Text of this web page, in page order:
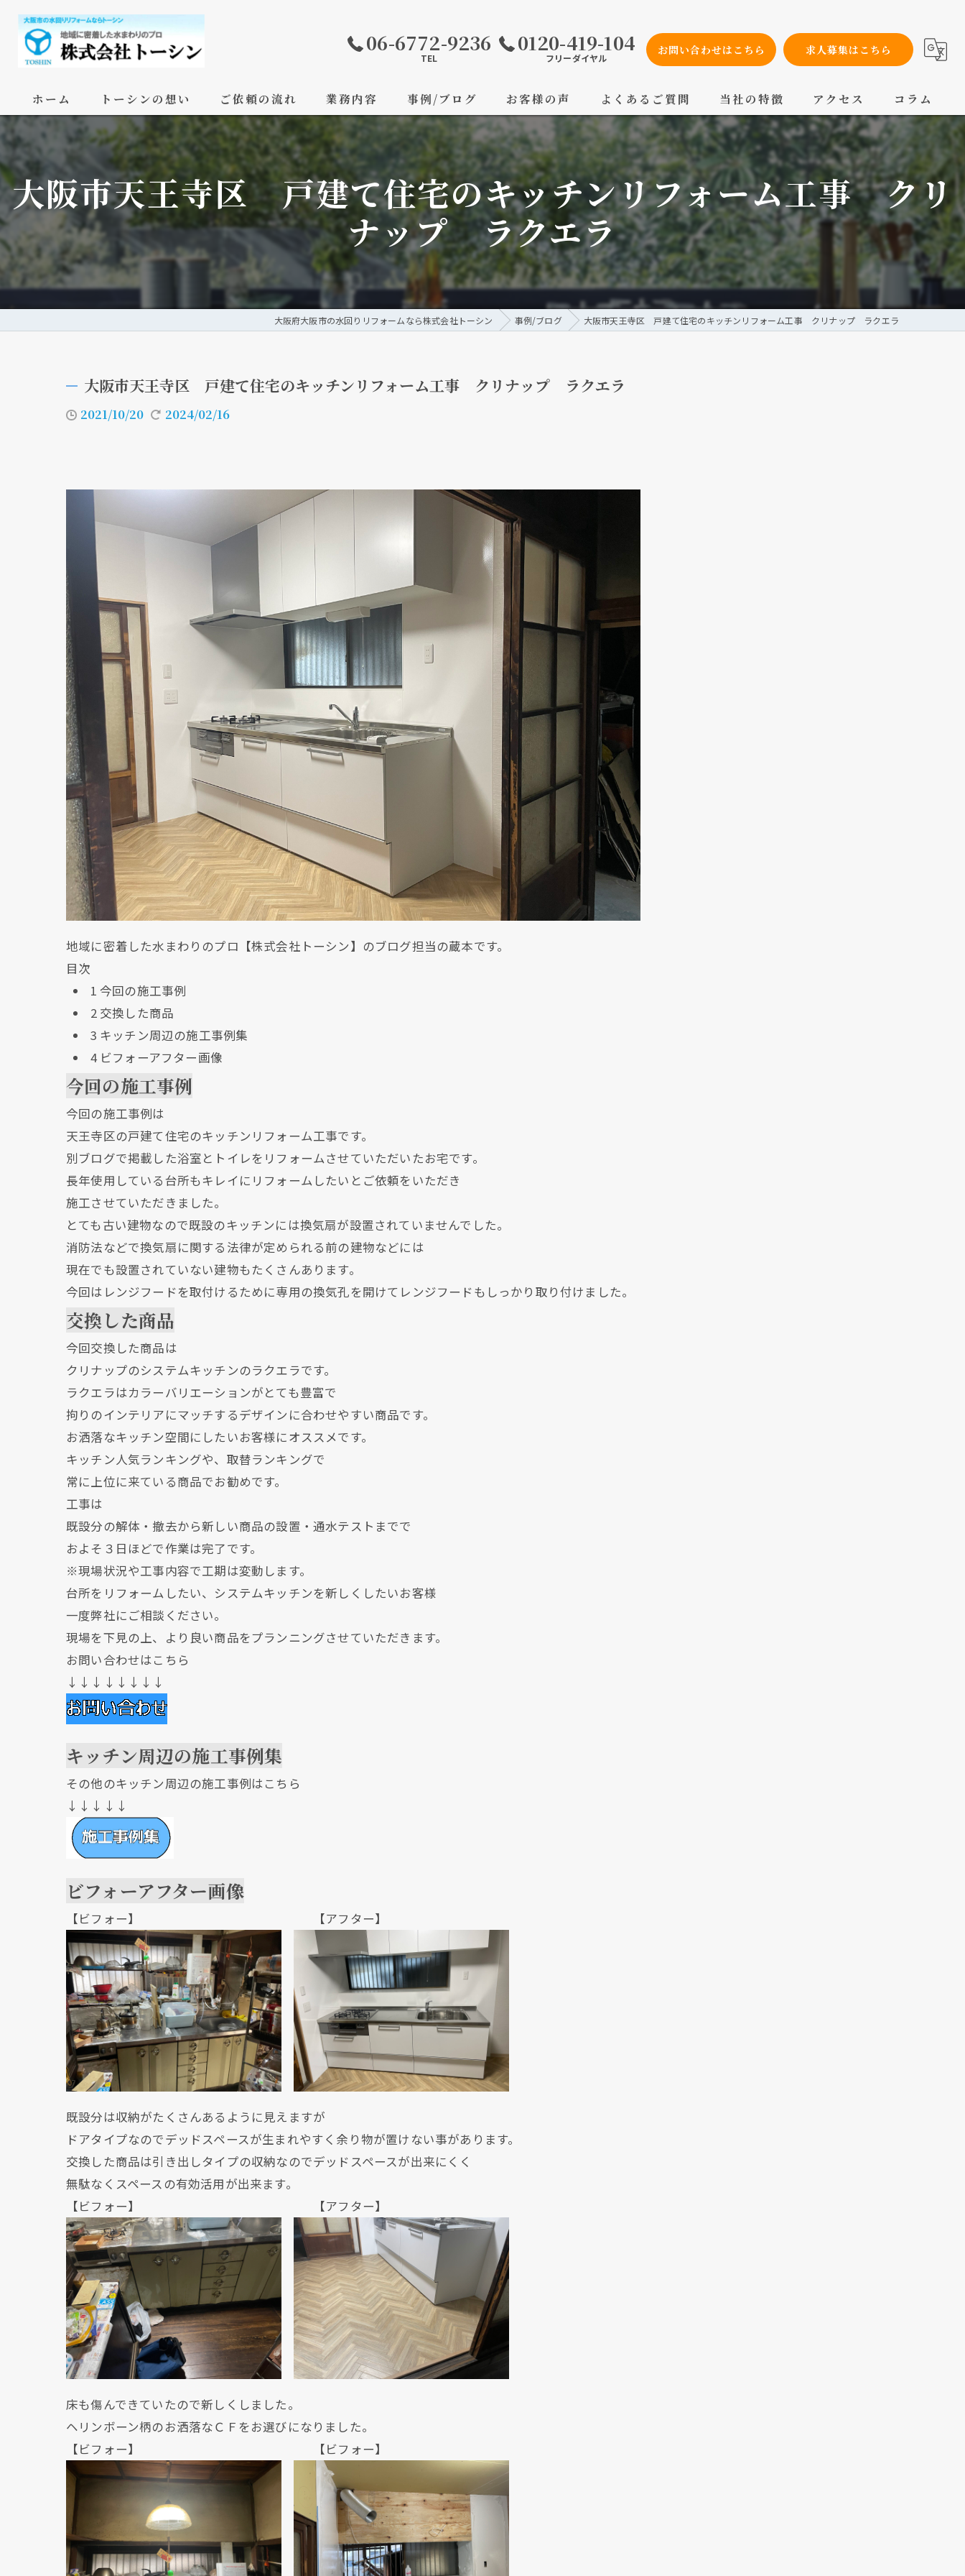
06-6772-9236
TEL
0120-419-104
フリーダイヤル
お問い合わせはこちら 求人募集はこちら
ホーム トーシンの想い ご依頼の流れ 業務内容 事例/ブログ お客様の声 よくあるご質問 当社の特徴
設備工事
内装工事
メンテナンス
配管工事
交換
アクセス コラム
大阪市天王寺区 戸建て住宅のキッチンリフォーム工事 クリ
ナップ ラクエラ
大阪府大阪市の水回りリフォームなら株式会社トーシン 事例/ブログ 大阪市天王寺区 戸建て住宅のキッチンリフォーム工事 クリナップ ラクエラ
大阪市天王寺区 戸建て住宅のキッチンリフォーム工事 クリナップ ラクエラ
2021/10/20 2024/02/16
地域に密着した水まわりのプロ【株式会社トーシン】のブログ担当の蔵本です。
目次
1 今回の施工事例
2交換した商品
3 キッチン周辺の施工事例集
4ビフォーアフター画像
今回の施工事例
今回の施工事例は
天王寺区の戸建て住宅のキッチンリフォーム工事です。
別ブログで掲載した浴室とトイレをリフォームさせていただいたお宅です。
長年使用している台所もキレイにリフォームしたいとご依頼をいただき
施工させていただきました。
とても古い建物なので既設のキッチンには換気扇が設置されていませんでした。
消防法などで換気扇に関する法律が定められる前の建物などには
現在でも設置されていない建物もたくさんあります。
今回はレンジフードを取付けるために専用の換気孔を開けてレンジフードもしっかり取り付けました。
交換した商品
今回交換した商品は
クリナップのシステムキッチンのラクエラです。
ラクエラはカラーバリエーションがとても豊富で
拘りのインテリアにマッチするデザインに合わせやすい商品です。
お洒落なキッチン空間にしたいお客様にオススメです。
キッチン人気ランキングや、取替ランキングで
常に上位に来ている商品でお勧めです。
工事は
既設分の解体・撤去から新しい商品の設置・通水テストまでで
およそ３日ほどで作業は完了です。
※現場状況や工事内容で工期は変動します。
台所をリフォームしたい、システムキッチンを新しくしたいお客様
一度弊社にご相談ください。
現場を下見の上、より良い商品をプランニングさせていただきます。
お問い合わせはこちら
↓↓↓↓↓↓↓↓
キッチン周辺の施工事例集
その他のキッチン周辺の施工事例はこちら
↓↓↓↓↓
ビフォーアフター画像
【ビフォー】 【アフター】
既設分は収納がたくさんあるように見えますが
ドアタイプなのでデッドスペースが生まれやすく余り物が置けない事があります。
交換した商品は引き出しタイプの収納なのでデッドスペースが出来にくく
無駄なくスペースの有効活用が出来ます。
【ビフォー】 【アフター】
床も傷んできていたので新しくしました。
ヘリンボーン柄のお洒落なＣＦをお選びになりました。
【ビフォー】 【ビフォー】